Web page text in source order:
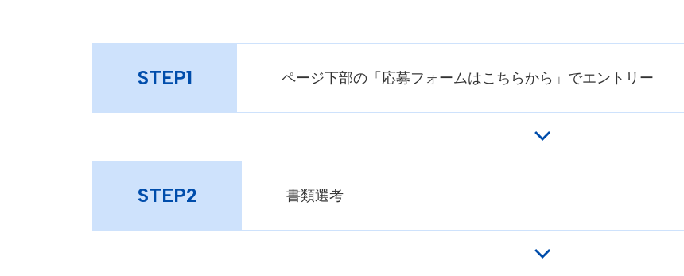
STEP1 ページ下部の「応募フォームはこちらから」でエントリー
STEP2 書類選考